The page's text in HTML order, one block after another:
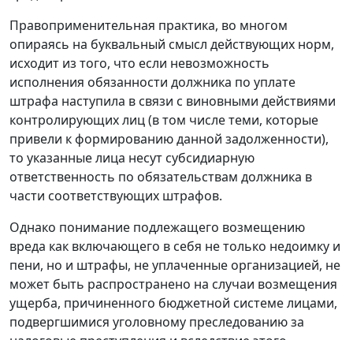
Правоприменительная практика, во многом
опираясь на буквальный смысл действующих норм,
исходит из того, что если невозможность
исполнения обязанности должника по уплате
штрафа наступила в связи с виновными действиями
контролирующих лиц (в том числе теми, которые
привели к формированию данной задолженности),
то указанные лица несут субсидиарную
ответственность по обязательствам должника в
части соответствующих штрафов.
Однако понимание подлежащего возмещению
вреда как включающего в себя не только недоимку и
пени, но и штрафы, не уплаченные организацией, не
может быть распространено на случаи возмещения
ущерба, причиненного бюджетной системе лицами,
подвергшимися уголовному преследованию за